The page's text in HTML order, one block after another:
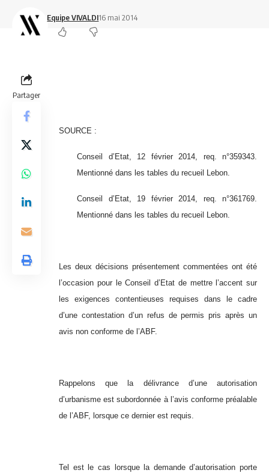
Equipe VIVALDI16 mai 2014
Partager
SOURCE :
Conseil d’Etat, 12 février 2014, req. n°359343.
Mentionné dans les tables du recueil Lebon.
Conseil d’Etat, 19 février 2014, req. n°361769.
Mentionné dans les tables du recueil Lebon.
Les deux décisions présentement commentées ont été
l’occasion pour le Conseil d’Etat de mettre l’accent sur
les exigences contentieuses requises dans le cadre
d’une contestation d’un refus de permis pris après un
avis non conforme de l’ABF.
Rappelons que la délivrance d’une autorisation
d’urbanisme est subordonnée à l’avis conforme préalable
de l’ABF, lorsque ce dernier est requis.
Tel est le cas lorsque la demande d’autorisation porte